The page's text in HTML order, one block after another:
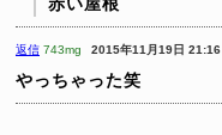
赤い屋根
返信 743mg 2015年11月19日 21:16
やっちゃった笑